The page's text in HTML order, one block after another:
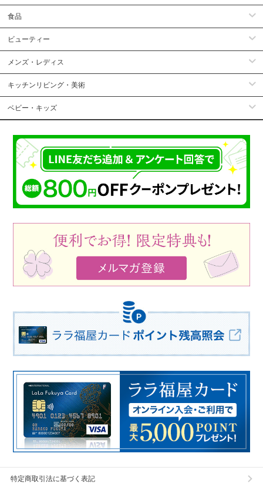
食品
ビューティー
メンズ・レディス
キッチンリビング・美術
ベビー・キッズ
特定商取引法に基づく表記